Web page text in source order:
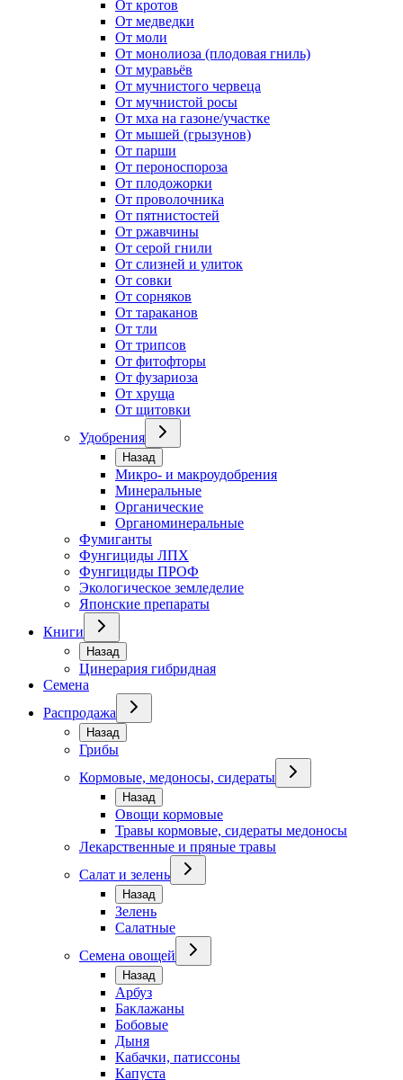
От кротов
От медведки
От моли
От монолиоза (плодовая гниль)
От муравьёв
От мучнистого червеца
От мучнистой росы
От мха на газоне/участке
От мышей (грызунов)
От парши
От пероноспороза
От плодожорки
От проволочника
От пятнистостей
От ржавчины
От серой гнили
От слизней и улиток
От совки
От сорняков
От тараканов
От тли
От трипсов
От фитофторы
От фузариоза
От хруща
От щитовки
Удобрения
Назад
Микро- и макроудобрения
Минеральные
Органические
Органоминеральные
Фумиганты
Фунгициды ЛПХ
Фунгициды ПРОФ
Экологическое земледелие
Японские препараты
Книги
Назад
Цинерария гибридная
Семена
Распродажа
Назад
Грибы
Кормовые, медоносы, сидераты
Назад
Овощи кормовые
Травы кормовые, сидераты медоносы
Лекарственные и пряные травы
Салат и зелень
Назад
Зелень
Салатные
Семена овощей
Назад
Арбуз
Баклажаны
Бобовые
Дыня
Кабачки, патиссоны
Капуста